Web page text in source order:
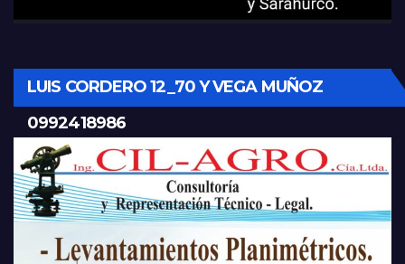
LUIS CORDERO 12_70 Y VEGA MUÑOZ
0992418986